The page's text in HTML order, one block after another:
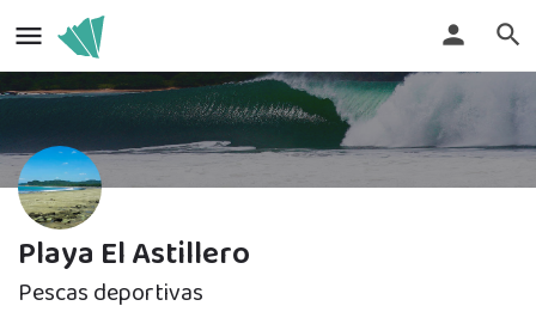
Playa El Astillero
Pescas deportivas